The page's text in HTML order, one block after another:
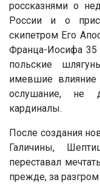
россказнями о
России и о
скипетром Его
Франца-Иосифа 35
польские
имевшие влияние
ослушание, не
кардиналы.
После создания
Галичины,
переставал
прежде, за